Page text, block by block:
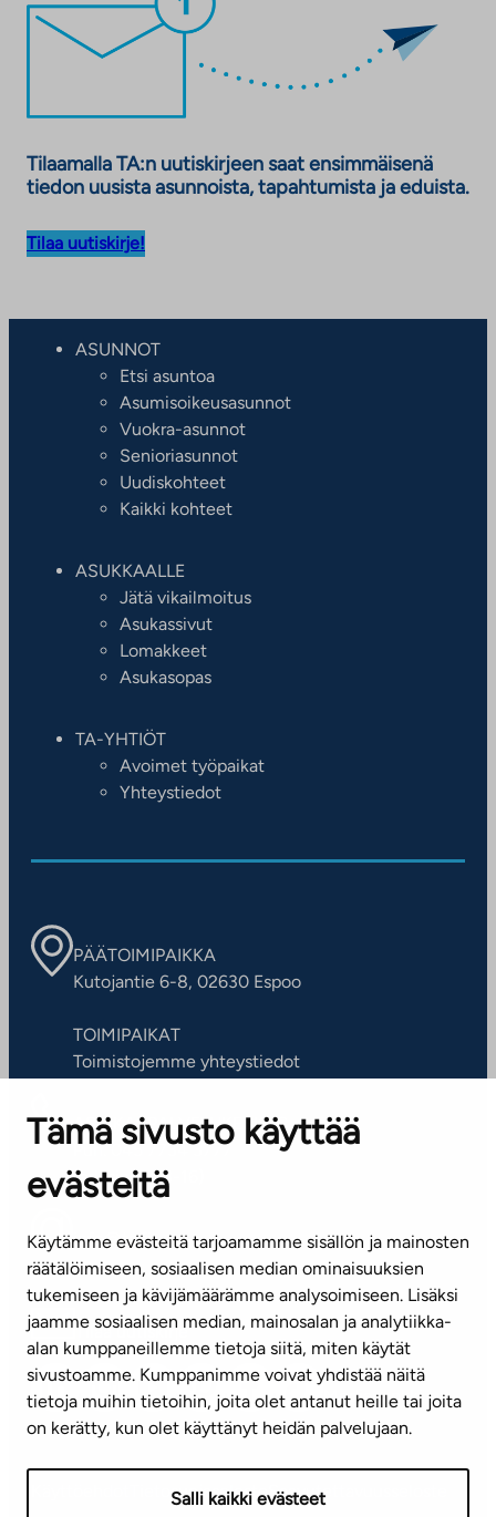
Tämä sivusto käyttää
evästeitä
Käytämme evästeitä tarjoamamme sisällön ja mainosten
räätälöimiseen, sosiaalisen median ominaisuuksien
tukemiseen ja kävijämäärämme analysoimiseen. Lisäksi
jaamme sosiaalisen median, mainosalan ja analytiikka-
alan kumppaneillemme tietoja siitä, miten käytät
sivustoamme. Kumppanimme voivat yhdistää näitä
tietoja muihin tietoihin, joita olet antanut heille tai joita
on kerätty, kun olet käyttänyt heidän palvelujaan.
Salli kaikki evästeet
Tilaamalla TA:n uutiskirjeen saat ensimmäisenä
tiedon uusista asunnoista, tapahtumista ja eduista.
Tilaa uutiskirje!
ASUNNOT
Etsi asuntoa
Asumisoikeusasunnot
Vuokra-asunnot
Senioriasunnot
Uudiskohteet
Kaikki kohteet
ASUKKAALLE
Jätä vikailmoitus
Asukassivut
Lomakkeet
Asukasopas
TA-YHTIÖT
Avoimet työpaikat
Yhteystiedot
PÄÄTOIMIPAIKKA
Kutojantie 6-8, 02630 Espoo
TOIMIPAIKAT
Toimistojemme yhteystiedot
ASIAKASPALVELUKESKUS
Puh. 045 7734 3777
(arkisin klo 8-16)
info@ta.fi
Tilaa uutiskirje
Mediapankki
TietosuojaselosteSaavutettavuusseloste